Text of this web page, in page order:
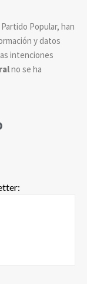
Popular, han
y datos
intenciones
no se ha